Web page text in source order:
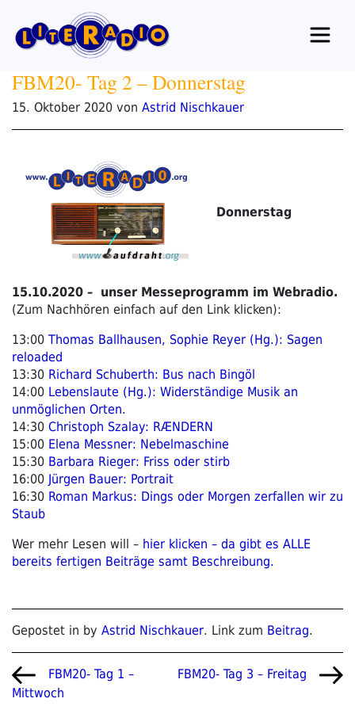
Inhalt
springen
FBM20- Tag 2 – Donnerstag
15. Oktober 2020Veröffentlicht
von Astrid Nischkauer
Donnerstag
15.10.2020 – unser Messeprogramm im Webradio.
(Zum Nachhören einfach auf den Link klicken):
13:00 Thomas Ballhausen, Sophie Reyer (Hg.): Sagen
reloaded
13:30 Richard Schuberth: Bus nach Bingöl
14:00 Lebenslaute (Hg.): Widerständige Musik an
unmöglichen Orten.
14:30 Christoph Szalay: RÆNDERN
15:00 Elena Messner: Nebelmaschine
15:30 Barbara Rieger: Friss oder stirb
16:00 Jürgen Bauer: Portrait
16:30 Roman Markus: Dings oder Morgen zerfallen wir zu
Staub
Wer mehr Lesen will – hier klicken – da gibt es ALLE
bereits fertigen Beiträge samt Beschreibung.
Gepostet in by Astrid Nischkauer. Link zum Beitrag.
Beitragsnavigation
Vorheriger
Beitrag
FBM20- Tag 1 –
Mittwoch
Nächster
FBM20- Tag 3 – Freitag